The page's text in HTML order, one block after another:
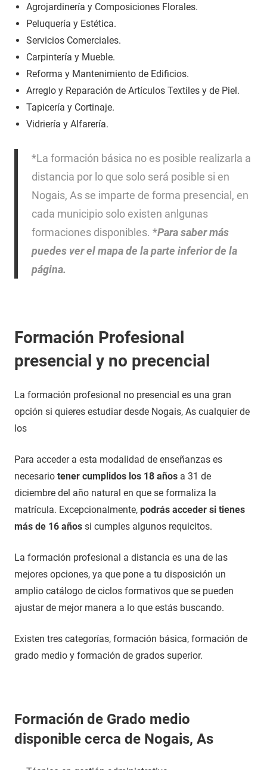
Agrojardinería y Composiciones Florales.
Peluquería y Estética.
Servicios Comerciales.
Carpintería y Mueble.
Reforma y Mantenimiento de Edificios.
Arreglo y Reparación de Artículos Textiles y de Piel.
Tapicería y Cortinaje.
Vidriería y Alfarería.
*La formación básica no es posible realizarla a
distancia por lo que solo será posible si en
Nogais, As se imparte de forma presencial, en
cada municipio solo existen anlgunas
formaciones disponibles. *Para saber más
puedes ver el mapa de la parte inferior de la
página.
Formación Profesional
presencial y no precencial
La formación profesional no presencial es una gran
opción si quieres estudiar desde Nogais, As cualquier de
los
Para acceder a esta modalidad de enseñanzas es
necesario tener cumplidos los 18 años a 31 de
diciembre del año natural en que se formaliza la
matrícula. Excepcionalmente, podrás acceder si tienes
más de 16 años si cumples algunos requicitos.
La formación profesional a distancia es una de las
mejores opciones, ya que pone a tu disposición un
amplio catálogo de ciclos formativos que se pueden
ajustar de mejor manera a lo que estás buscando.
Existen tres categorías, formación básica, formación de
grado medio y formación de grados superior.
Formación de Grado medio
disponible cerca de Nogais, As